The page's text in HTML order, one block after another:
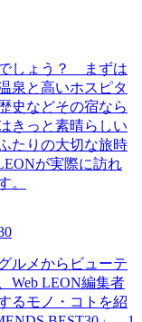
しょう？ まずは
泉と高いホスピタ
史などその宿なら
きっと素晴らしい
たりの大切な旅時
が実際に訪れ
。
ルメからビューテ
Web LEON編集者
るモノ・コトを紹